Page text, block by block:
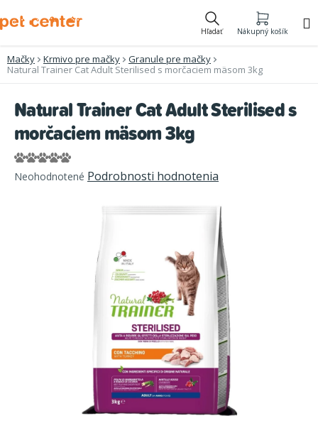
na
Hľadať Nákupný košík
Mačky Krmivo pre mačky
Granule pre mačky
Natural Trainer Cat Adult Sterilised s morčaciem mäsom 3kg
Natural Trainer Cat Adult Sterilised s
morčaciem mäsom 3kg
Priemerné
hodnotenie
Neohodnotené Podrobnosti hodnotenia